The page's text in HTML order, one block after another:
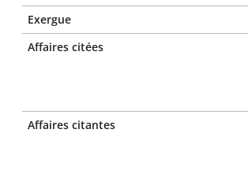
Exergue
Affaires citées
Affaires citantes